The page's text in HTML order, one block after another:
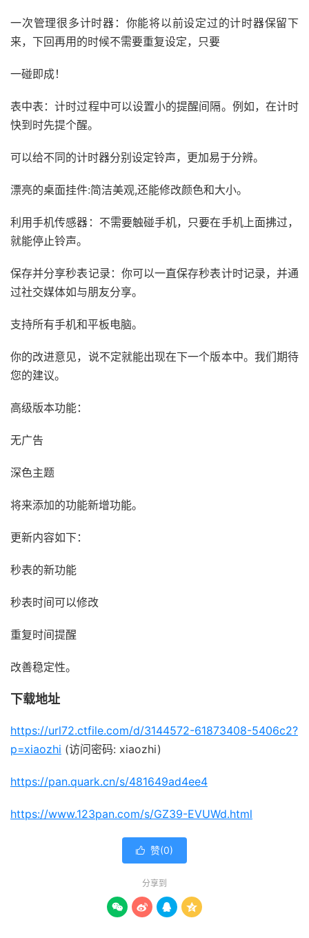
一次管理很多计时器：你能将以前设定过的计时器保留下
来，下回再用的时候不需要重复设定，只要
一碰即成！
表中表：计时过程中可以设置小的提醒间隔。例如，在计时
快到时先提个醒。
可以给不同的计时器分别设定铃声，更加易于分辨。
漂亮的桌面挂件:简洁美观,还能修改颜色和大小。
利用手机传感器：不需要触碰手机，只要在手机上面拂过，
就能停止铃声。
保存并分享秒表记录：你可以一直保存秒表计时记录，并通
过社交媒体如与朋友分享。
支持所有手机和平板电脑。
你的改进意见，说不定就能出现在下一个版本中。我们期待
您的建议。
高级版本功能：
无广告
深色主题
将来添加的功能新增功能。
更新内容如下：
秒表的新功能
秒表时间可以修改
重复时间提醒
改善稳定性。
下载地址
https://url72.ctfile.com/d/3144572-61873408-5406c2?
p=xiaozhi (访问密码: xiaozhi)
https://pan.quark.cn/s/481649ad4ee4
https://www.123pan.com/s/GZ39-EVUWd.html
 赞(0)
分享到
   